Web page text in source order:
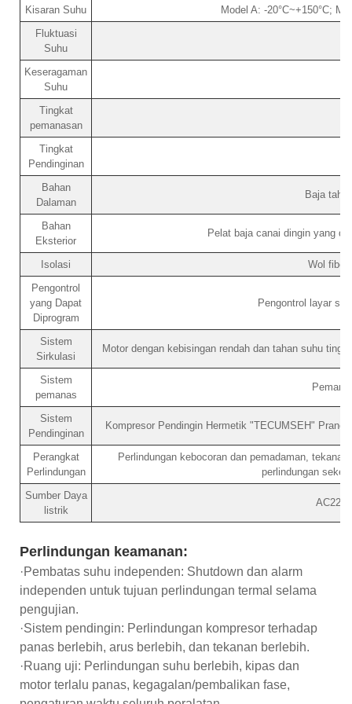
Kisaran Suhu
Model A: -20°C~+150°C;
Fluktuasi
Suhu
Keseragaman
Suhu
Tingkat
pemanasan
Tingkat
Pendinginan
Bahan
Dalaman
Baja
Bahan
Eksterior
Pelat baja canai dingin yang
Isolasi
Wol
Pengontrol
yang Dapat
Diprogram
Pengontrol layar
Sistem
Sirkulasi
Motor dengan kebisingan rendah dan tahan suhu
Sistem
pemanas
Sistem
Pendinginan
Kompresor Pendingin Hermetik "TECUMSEH"
Perangkat
Perlindungan
Perlindungan kebocoran dan pemadaman,
perlindungan
Sumber Daya
listrik
Perlindungan keamanan:
·Pembatas suhu independen: Shutdown dan alarm
independen untuk tujuan perlindungan termal selama
pengujian.
·Sistem pendingin: Perlindungan kompresor terhadap
panas berlebih, arus berlebih, dan tekanan berlebih.
·Ruang uji: Perlindungan suhu berlebih, kipas dan
motor terlalu panas, kegagalan/pembalikan fase,